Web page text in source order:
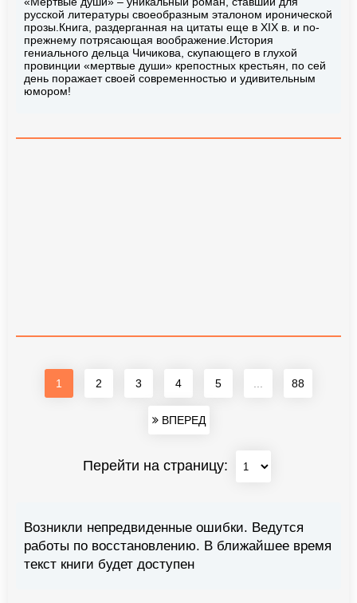
русской литературы своеобразным эталоном иронической
прозы.Книга, раздерганная на цитаты еще в XIX в. и no-
прежнему потрясающая воображение.История
гениального дельца Чичикова, скупающего в глухой
провинции «мертвые души» крепостных крестьян, по сей
день поражает своей современностью и удивительным
юмором!
1 2 3 4 5 ... 88
ВПЕРЕД
Перейти на страницу:
Возникли непредвиденные ошибки. Ведутся
работы по восстановлению. В ближайшее время
текст книги будет доступен